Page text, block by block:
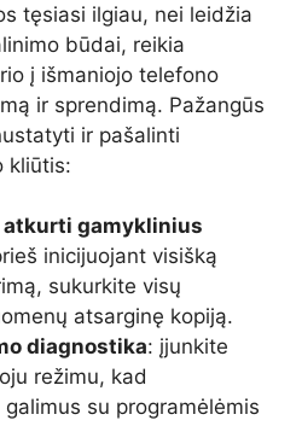
tęsiasi ilgiau, nei leidžia
būdai, reikia
į išmaniojo telefono
ir sprendimą. Pažangūs
ir pašalinti
kliūtis:
atkurti gamyklinius
inicijuojant visišką
sukurkite visų
atsarginę kopiją.
diagnostika: įjunkite
režimu, kad
su programėlėmis